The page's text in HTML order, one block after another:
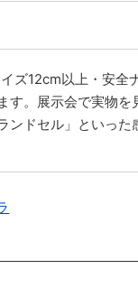
ズ12cm以上・安全
。展示会で実物を
ンドセル」といった